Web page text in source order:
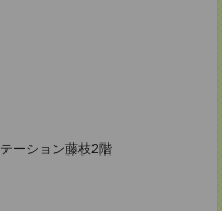
ーション藤枝2階